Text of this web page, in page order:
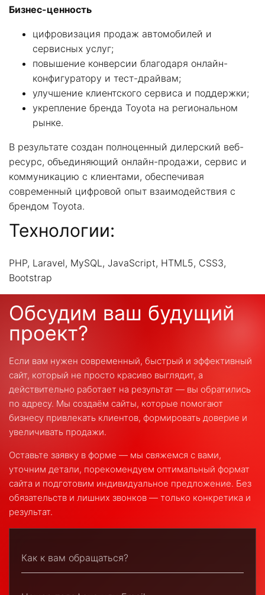
Бизнес-ценность
цифровизация продаж автомобилей и
сервисных услуг;
повышение конверсии благодаря онлайн-
конфигуратору и тест-драйвам;
улучшение клиентского сервиса и поддержки;
укрепление бренда Toyota на региональном
рынке.
В результате создан полноценный дилерский веб-
ресурс, объединяющий онлайн-продажи, сервис и
коммуникацию с клиентами, обеспечивая
современный цифровой опыт взаимодействия с
брендом Toyota.
Технологии:
PHP, Laravel, MySQL, JavaScript, HTML5, CSS3,
Bootstrap
Обсудим ваш будущий
проект?
Если вам нужен современный, быстрый и эффективный
сайт, который не просто красиво выглядит, а
действительно работает на результат — вы обратились
по адресу. Мы создаём сайты, которые помогают
бизнесу привлекать клиентов, формировать доверие и
увеличивать продажи.
Оставьте заявку в форме — мы свяжемся с вами,
уточним детали, порекомендуем оптимальный формат
сайта и подготовим индивидуальное предложение. Без
обязательств и лишних звонков — только конкретика и
результат.